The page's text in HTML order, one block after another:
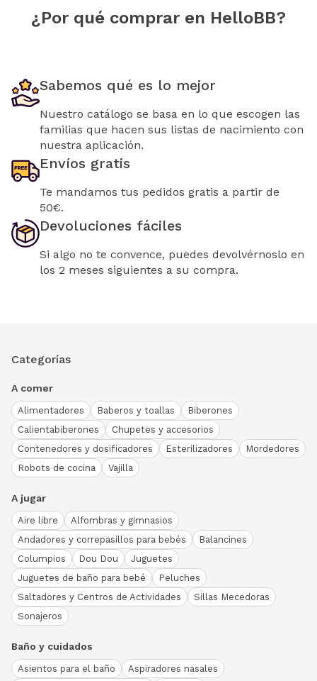
¿Por qué comprar en HelloBB?
Sabemos qué es lo mejor
Nuestro catálogo se basa en lo que escogen las
familias que hacen sus listas de nacimiento con
nuestra aplicación.
Envíos gratis
Te mandamos tus pedidos gratis a partir de
50€.
Devoluciones fáciles
Si algo no te convence, puedes devolvérnoslo en
los 2 meses siguientes a su compra.
Categorías
A comer
Alimentadores Baberos y toallas
Biberones
Calientabiberones
Chupetes y accesorios
Contenedores y dosificadores
Esterilizadores
Mordedores
Robots de cocina
Vajilla
A jugar
Aire libre
Alfombras y gimnasios
Andadores y correpasillos para bebés
Balancines
Columpios
Dou Dou
Juguetes
Juguetes de baño para bebé
Peluches
Saltadores y Centros de Actividades
Sillas Mecedoras
Sonajeros
Baño y cuidados
Asientos para el baño
Aspiradores nasales